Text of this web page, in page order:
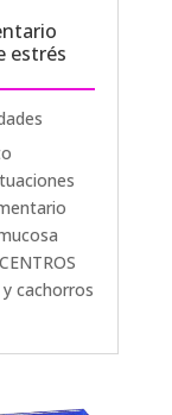
estrés
cachorros